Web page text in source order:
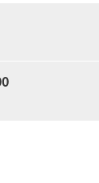
極育児補助金
せた福利厚生
際には借り
用など多方